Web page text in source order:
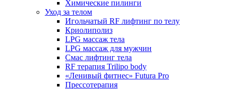
Химические пилинги
Уход за телом
Игольчатый RF лифтинг по телу
Криолиполиз
LPG массаж тела
LPG массаж для мужчин
Смас лифтинг тела
RF терапия Trilipo body
«Ленивый фитнес» Futura Pro
Прессотерапия